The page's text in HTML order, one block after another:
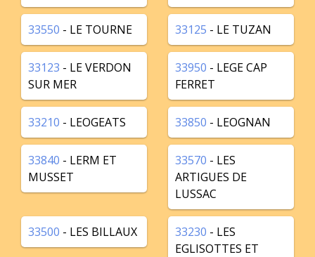
33550 - LE TOURNE 33125 - LE TUZAN
33123 - LE VERDON
SUR MER
33950 - LEGE CAP
FERRET
33210 - LEOGEATS 33850 - LEOGNAN
33840 - LERM ET
MUSSET
33570 - LES
ARTIGUES DE
LUSSAC
33500 - LES BILLAUX 33230 - LES
EGLISOTTES ET